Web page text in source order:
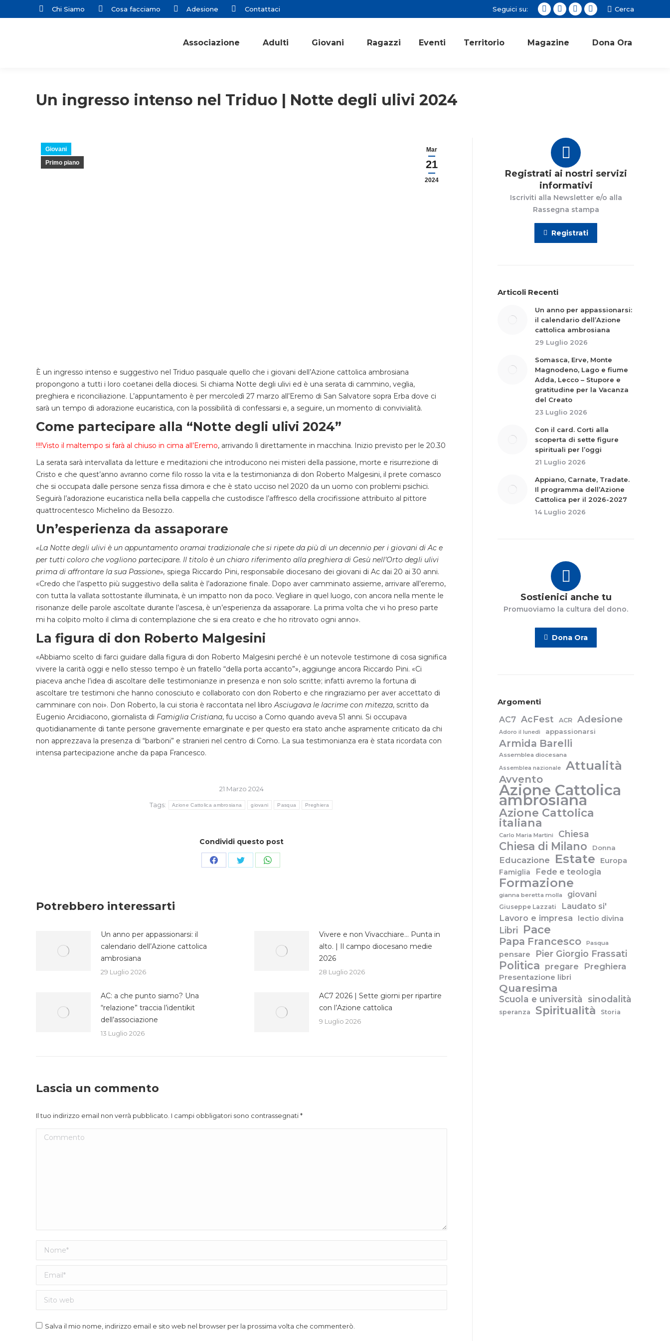
Chi Siamo Cosa facciamo Adesione Contattaci Seguici su:
Facebook
opens
Twitter
opens
Instagram
opens
YouTube
opens
Cerca:
Cerca
Associazione Adulti Giovani Ragazzi Eventi Territorio Magazine Dona Ora
Un ingresso intenso nel Triduo | Notte degli ulivi 2024
Mar
21
2024
Giovani
Primo piano
È un ingresso intenso e suggestivo nel Triduo pasquale quello che i giovani dell’Azione cattolica ambrosiana
propongono a tutti i loro coetanei della diocesi. Si chiama Notte degli ulivi ed è una serata di cammino, veglia,
preghiera e riconciliazione. L’appuntamento è per mercoledì 27 marzo all’Eremo di San Salvatore sopra Erba dove ci
sarà un tempo di adorazione eucaristica, con la possibilità di confessarsi e, a seguire, un momento di convivialità.
Come partecipare alla “Notte degli ulivi 2024”
!!!!Visto il maltempo si farà al chiuso in cima all’Eremo, arrivando lì direttamente in macchina. Inizio previsto per le 20.30
La serata sarà intervallata da letture e meditazioni che introducono nei misteri della passione, morte e risurrezione di
Cristo e che quest’anno avranno come filo rosso la vita e la testimonianza di don Roberto Malgesini, il prete comasco
che si occupata dalle persone senza fissa dimora e che è stato ucciso nel 2020 da un uomo con problemi psichici.
Seguirà l’adorazione eucaristica nella bella cappella che custodisce l’affresco della crocifissione attribuito al pittore
quattrocentesco Michelino da Besozzo.
Un’esperienza da assaporare
«La Notte degli ulivi è un appuntamento oramai tradizionale che si ripete da più di un decennio per i giovani di Ac e
per tutti coloro che vogliono partecipare. Il titolo è un chiaro riferimento alla preghiera di Gesù nell’Orto degli ulivi
prima di affrontare la sua Passione», spiega Riccardo Pini, responsabile diocesano dei giovani di Ac dai 20 ai 30 anni.
«Credo che l’aspetto più suggestivo della salita è l’adorazione finale. Dopo aver camminato assieme, arrivare all’eremo,
con tutta la vallata sottostante illuminata, è un impatto non da poco. Vegliare in quel luogo, con ancora nella mente le
risonanze delle parole ascoltate durante l’ascesa, è un’esperienza da assaporare. La prima volta che vi ho preso parte
mi ha colpito molto il clima di contemplazione che si era creato e che ho ritrovato ogni anno».
La figura di don Roberto Malgesini
«Abbiamo scelto di farci guidare dalla figura di don Roberto Malgesini perché è un notevole testimone di cosa significa
vivere la carità oggi e nello stesso tempo è un fratello “della porta accanto”», aggiunge ancora Riccardo Pini. «Ci
piaceva anche l’idea di ascoltare delle testimonianze in presenza e non solo scritte; infatti avremo la fortuna di
ascoltare tre testimoni che hanno conosciuto e collaborato con don Roberto e che ringraziamo per aver accettato di
camminare con noi». Don Roberto, la cui storia è raccontata nel libro Asciugava le lacrime con mitezza, scritto da
Eugenio Arcidiacono, giornalista di Famiglia Cristiana, fu ucciso a Como quando aveva 51 anni. Si occupava
quotidianamente di tante persone gravemente emarginate e per questo era stato anche aspramente criticato da chi
non apprezzava la presenza di “barboni” e stranieri nel centro di Como. La sua testimonianza era è stata ricordata con
intensa partecipazione anche da papa Francesco.
21 Marzo 2024
Tags:
Azione Cattolica ambrosiana giovani Pasqua Preghiera
Condividi questo post
CondividiCondividiCondividi
Potrebbero interessarti
Un anno per appassionarsi: il
calendario dell’Azione cattolica
ambrosiana
29 Luglio 2026
Vivere e non Vivacchiare… Punta in
alto. | Il campo diocesano medie
2026
28 Luglio 2026
AC: a che punto siamo? Una
“relazione” traccia l’identikit
dell’associazione
13 Luglio 2026
AC7 2026 | Sette giorni per ripartire
con l’Azione cattolica
9 Luglio 2026
Lascia un commento
Il tuo indirizzo email non verrà pubblicato. I campi obbligatori sono contrassegnati*
Commento
Nome *
Email *
Sito web
Salva il mio nome, indirizzo email e sito web nel browser per la prossima volta che commenterò.
Registrati ai nostri servizi
informativi
Iscriviti alla Newsletter e/o alla
Rassegna stampa
Registrati
Articoli Recenti
Un anno per appassionarsi:
il calendario dell’Azione
cattolica ambrosiana
29 Luglio 2026
Somasca, Erve, Monte
Magnodeno, Lago e fiume
Adda, Lecco – Stupore e
gratitudine per la Vacanza
del Creato
23 Luglio 2026
Con il card. Corti alla
scoperta di sette figure
spirituali per l’oggi
21 Luglio 2026
Appiano, Carnate, Tradate.
Il programma dell’Azione
Cattolica per il 2026-2027
14 Luglio 2026
Sostienici anche tu
Promuoviamo la cultura del dono.
Dona Ora
Argomenti
AC7 AcFest ACR Adesione
Adoro il lunedì appassionarsi
Armida Barelli
Assemblea diocesana
Assemblea nazionale Attualità
Avvento
Azione Cattolica
ambrosiana
Azione Cattolica
italiana
Carlo Maria Martini Chiesa
Chiesa di Milano Donna
Educazione Estate
Europa
Famiglia
Fede e teologia
Formazione
gianna beretta molla giovani
Giuseppe Lazzati
Laudato si'
Lavoro e impresa
lectio divina
Libri Pace
Papa Francesco Pasqua
pensare Pier Giorgio Frassati
Politica pregare Preghiera
Presentazione libri
Quaresima
Scuola e università sinodalità
speranza Spiritualità Storia